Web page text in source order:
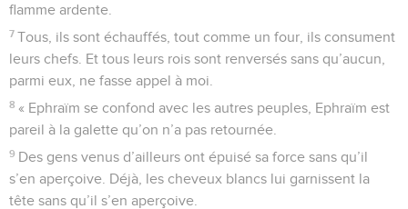
flamme ardente.
7 Tous, ils sont échauffés, tout comme un four, ils consument
leurs chefs. Et tous leurs rois sont renversés sans qu’aucun,
parmi eux, ne fasse appel à moi.
8 « Ephraïm se confond avec les autres peuples, Ephraïm est
pareil à la galette qu’on n’a pas retournée.
9 Des gens venus d’ailleurs ont épuisé sa force sans qu’il
s’en aperçoive. Déjà, les cheveux blancs lui garnissent la
tête sans qu’il s’en aperçoive.